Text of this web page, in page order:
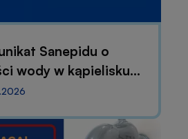
dla
Sanepidu o
wody w kąpielisku
Plaża w Nieporęcie